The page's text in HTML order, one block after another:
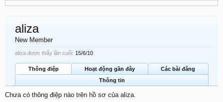
aliza
New Member
aliza được thấy lần cuối: 15/6/10
Thông điệp Hoạt động gần đây
Các bài đăng
Thông tin
Chưa có thông điệp nào trên hồ sơ của aliza.